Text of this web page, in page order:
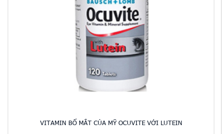
VITAMIN BỔ MẮT CỦA MỸ OCUVITE VỚI LUTEIN